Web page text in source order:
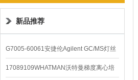
新品推荐
G7005-60061安捷伦Agilent GC/MS灯丝
配件
17089109WHATMAN沃特曼梯度离心培